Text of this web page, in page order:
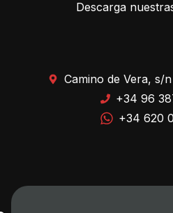
Descarga
Camino de Vera, s/
+34 96
+34 620